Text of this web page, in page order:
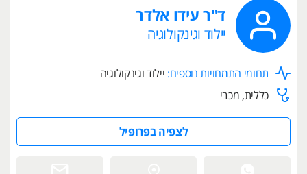
ד"ר עידו אלדר
יילוד וגינקולוגיה
תחומי התמחויות נוספים: יילוד וגינקולוגיה
כללית, מכבי
לצפיה בפרופיל